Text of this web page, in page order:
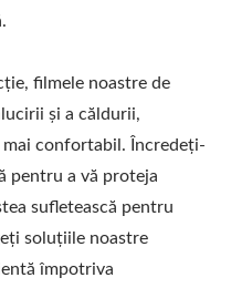
filmele noastre de
și a căldurii,
confortabil. Încredeți-
pentru a vă proteja
sufletească pentru
soluțiile noastre
împotriva